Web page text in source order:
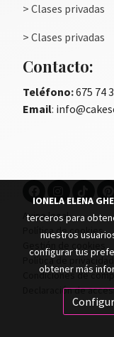
> Clases privadas
> Clases privadas
Contacto:
Teléfono:675 74
Email:
Aviso legal
Política de cookies
Gestión de cookies
Política de privacidad
Condiciones de
Declaración de
IONELA ELENA
terceros para
nuestros
configurar tus
obtener más